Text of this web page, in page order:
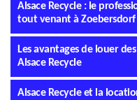
Alsace Recycle : le
tout venant à Zoebersdorf
Les avantages de louer
Alsace Recycle
Alsace Recycle et la